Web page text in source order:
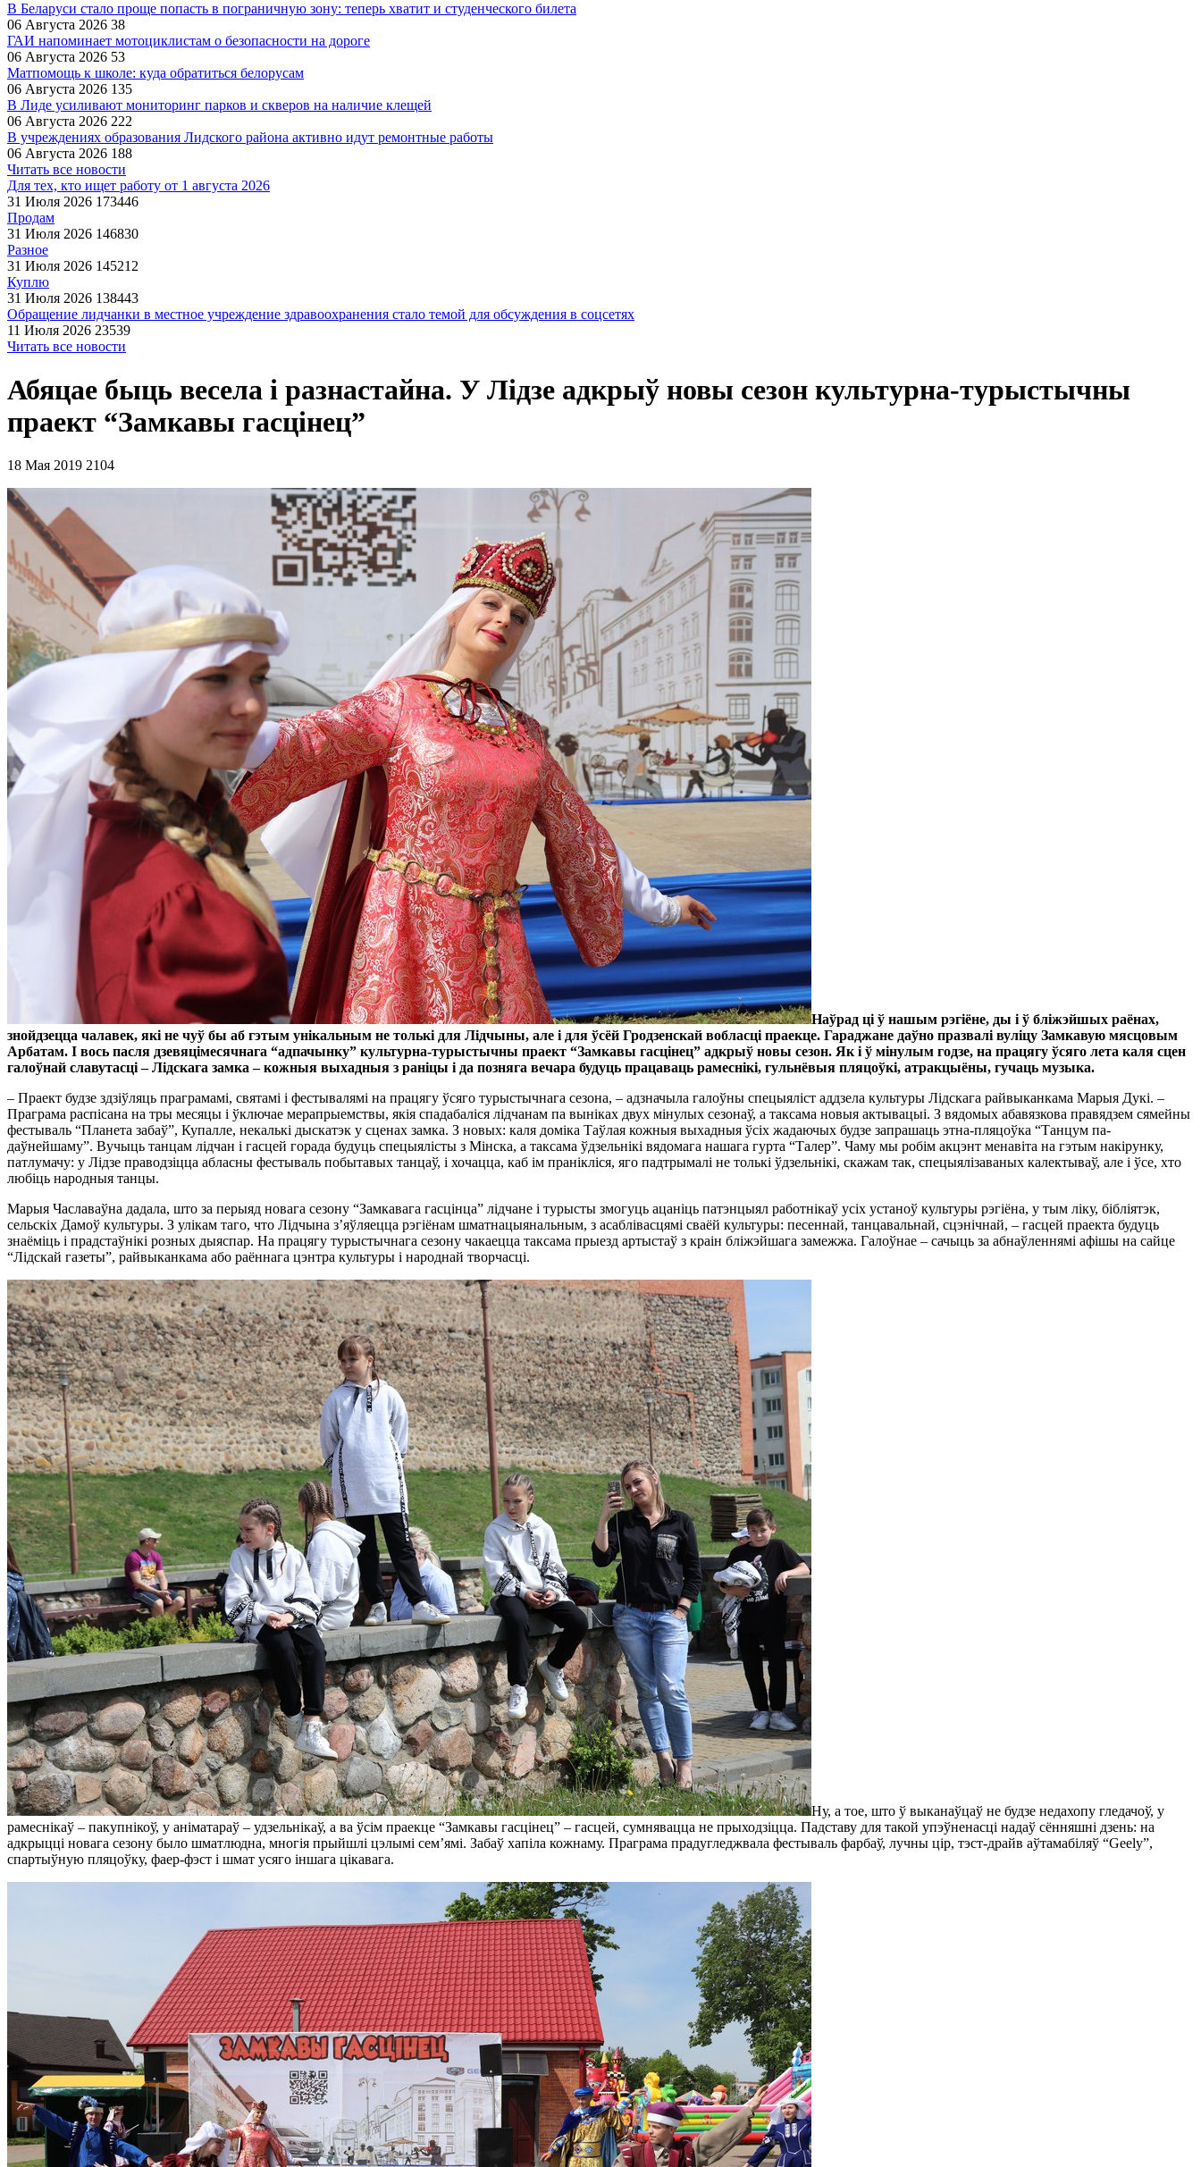
В Беларуси стало проще попасть в пограничную зону: теперь хватит и студенческого билета
06 Августа 2026 38
ГАИ напоминает мотоциклистам о безопасности на дороге
06 Августа 2026 53
Матпомощь к школе: куда обратиться белорусам
06 Августа 2026 135
В Лиде усиливают мониторинг парков и скверов на наличие клещей
06 Августа 2026 222
В учреждениях образования Лидского района активно идут ремонтные работы
06 Августа 2026 188
Читать все новости
Для тех, кто ищет работу от 1 августа 2026
31 Июля 2026 173446
Продам
31 Июля 2026 146830
Разное
31 Июля 2026 145212
Куплю
31 Июля 2026 138443
Обращение лидчанки в местное учреждение здравоохранения стало темой для обсуждения в соцсетях
11 Июля 2026 23539
Читать все новости
Абяцае быць весела і разнастайна. У Лідзе адкрыў новы сезон культурна-турыстычны
праект “Замкавы гасцінец”
18 Мая 2019 2104
Наўрад ці ў нашым рэгіёне, ды і ў бліжэйшых раёнах,
знойдзецца чалавек, які не чуў бы аб гэтым унікальным не толькі для Лідчыны, але і для ўсёй Гродзенскай вобласці праекце. Гараджане даўно празвалі вуліцу Замкавую мясцовым
Арбатам. І вось пасля дзевяцімесячнага “адпачынку” культурна-турыстычны праект “Замкавы гасцінец” адкрыў новы сезон. Як і ў мінулым годзе, на працягу ўсяго лета каля сцен
галоўнай славутасці – Лідскага замка – кожныя выхадныя з раніцы і да позняга вечара будуць працаваць рамеснікі, гульнёвыя пляцоўкі, атракцыёны, гучаць музыка.
– Праект будзе здзіўляць праграмамі, святамі і фестывалямі на працягу ўсяго турыстычнага сезона, – адзначыла галоўны спецыяліст аддзела культуры Лідскага райвыканкама Марыя Дукі. –
Праграма распісана на тры месяцы і ўключае мерапрыемствы, якія спадабаліся лідчанам па выніках двух мінулых сезонаў, а таксама новыя актывацыі. З вядомых абавязкова правядзем сямейны
фестываль “Планета забаў”, Купалле, некалькі дыскатэк у сценах замка. З новых: каля доміка Таўлая кожныя выхадныя ўсіх жадаючых будзе запрашаць этна-пляцоўка “Танцум па-
даўнейшаму”. Вучыць танцам лідчан і гасцей горада будуць спецыялісты з Мінска, а таксама ўдзельнікі вядомага нашага гурта “Талер”. Чаму мы робім акцэнт менавіта на гэтым накірунку,
патлумачу: у Лідзе праводзіцца абласны фестываль побытавых танцаў, і хочацца, каб ім пранікліся, яго падтрымалі не толькі ўдзельнікі, скажам так, спецыялізаваных калектываў, але і ўсе, хто
любіць народныя танцы.
Марыя Чаславаўна дадала, што за перыяд новага сезону “Замкавага гасцінца” лідчане і турысты змогуць ацаніць патэнцыял работнікаў усіх устаноў культуры рэгіёна, у тым ліку, бібліятэк,
сельскіх Дамоў культуры. З улікам таго, что Лідчына з’яўляецца рэгіёнам шматнацыянальным, з асаблівасцямі сваёй культуры: песеннай, танцавальнай, сцэнічнай, – гасцей праекта будуць
знаёміць і прадстаўнікі розных дыяспар. На працягу турыстычнага сезону чакаецца таксама прыезд артыстаў з краін бліжэйшага замежжа. Галоўнае – сачыць за абнаўленнямі афішы на сайце
“Лідскай газеты”, райвыканкама або раённага цэнтра культуры і народнай творчасці.
Ну, а тое, што ў выканаўцаў не будзе недахопу гледачоў, у
рамеснікаў – пакупнікоў, у аніматараў – удзельнікаў, а ва ўсім праекце “Замкавы гасцінец” – гасцей, сумнявацца не прыходзіцца. Падставу для такой упэўненасці надаў сённяшні дзень: на
адкрыцці новага сезону было шматлюдна, многія прыйшлі цэлымі сем’ямі. Забаў хапіла кожнаму. Праграма прадугледжвала фестываль фарбаў, лучны цір, тэст-драйв аўтамабіляў “Geely”,
спартыўную пляцоўку, фаер-фэст і шмат усяго іншага цікавага.